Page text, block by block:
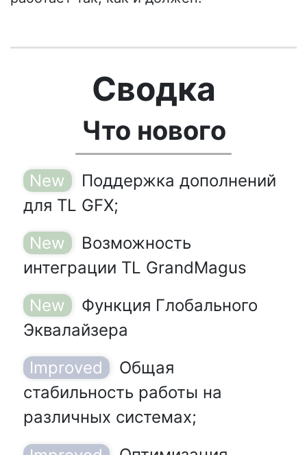
Сводка
Что нового
Поддержка дополнений
для TL GFX;
Возможность
интеграции TL GrandMagus
Функция Глобального
Эквалайзера
Общая
стабильность работы на
различных системах;